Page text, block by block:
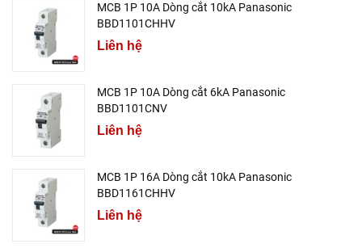
MCB 1P 10A Dòng cắt 10kA Panasonic
BBD1101CHHV
Liên hệ
MCB 1P 10A Dòng cắt 6kA Panasonic
BBD1101CNV
Liên hệ
MCB 1P 16A Dòng cắt 10kA Panasonic
BBD1161CHHV
Liên hệ